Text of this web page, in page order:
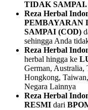
TIDAK SAMPAI.
Reza Herbal
PEMBAYARAN
SAMPAI (COD)
sehingga Anda
Reza Herbal
herbal hingga ke
German, Australia,
Hongkong,
Negara Lainnya
Reza Herbal
RESMI dari